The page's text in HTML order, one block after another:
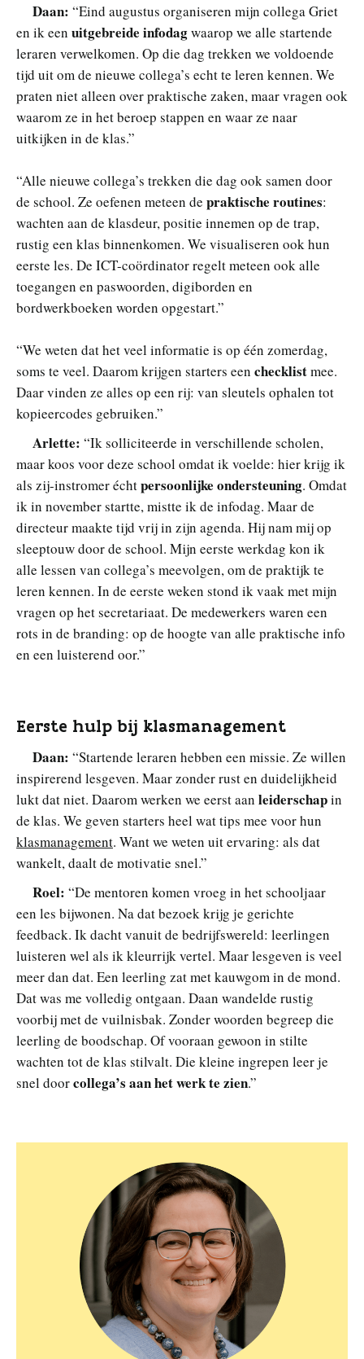
Daan: “Eind augustus organiseren mijn collega Griet
en ik een uitgebreide infodagwaarop we alle startende
leraren verwelkomen. Op die dag trekken we voldoende
tijd uit om de nieuwe collega’s echt te leren kennen. We
praten niet alleen over praktische zaken, maar vragen ook
waarom ze in het beroep stappen en waar ze naar
uitkijken in de klas.”
“Alle nieuwe collega’s trekken die dag ook samen door
de school. Ze oefenen meteen de praktische routines:
wachten aan de klasdeur, positie innemen op de trap,
rustig een klas binnenkomen. We visualiseren ook hun
eerste les. De ICT-coördinator regelt meteen ook alle
toegangen en paswoorden, digiborden en
bordwerkboeken worden opgestart.”
“We weten dat het veel informatie is op één zomerdag,
soms te veel. Daarom krijgen starters een checklistmee.
Daar vinden ze alles op een rij: van sleutels ophalen tot
kopieercodes gebruiken.”
Arlette: “Ik solliciteerde in verschillende scholen,
maar koos voor deze school omdat ik voelde: hier krijg ik
als zij-instromer échtpersoonlijke ondersteuning. Omdat
ik in november startte, mistte ik de infodag. Maar de
directeur maakte tijd vrij in zijn agenda. Hij nam mij op
sleeptouw door de school. Mijn eerste werkdag kon ik
alle lessen van collega’s meevolgen, om de praktijk te
leren kennen. In de eerste weken stond ik vaak met mijn
vragen op het secretariaat. De medewerkers waren een
rots in de branding: op de hoogte van alle praktische info
en een luisterend oor.”
Eerste hulp bij klasmanagement
Daan: “Startende leraren hebben een missie. Ze willen
inspirerend lesgeven. Maar zonder rust en duidelijkheid
lukt dat niet. Daarom werken we eerst aan leiderschapin
de klas. We geven starters heel wat tips mee voor hun
klasmanagement. Want we weten uit ervaring: als dat
wankelt, daalt de motivatie snel.”
Roel: “De mentoren komen vroeg in het schooljaar
een les bijwonen. Na dat bezoek krijg je gerichte
feedback. Ik dacht vanuit de bedrijfswereld: leerlingen
luisteren wel als ik kleurrijk vertel. Maar lesgeven is veel
meer dan dat. Een leerling zat met kauwgom in de mond.
Dat was me volledig ontgaan. Daan wandelde rustig
voorbij met de vuilnisbak. Zonder woorden begreep die
leerling de boodschap. Of vooraan gewoon in stilte
wachten tot de klas stilvalt. Die kleine ingrepen leer je
snel doorcollega’s aan het werk te zien.”